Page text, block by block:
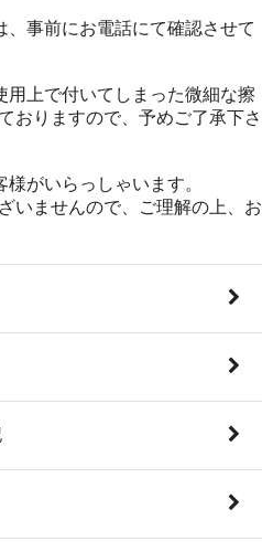
事前にお電話にて確認させて
上で付いてしまった微細な擦
おりますので、予めご了承下さ
がいらっしゃいます。
いませんので、ご理解の上、お